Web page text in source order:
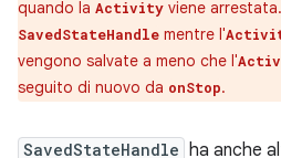
quando la Activity viene
SavedStateHandle mentre l'
vengono salvate a meno che l'
seguito di nuovo da onStop.
SavedStateHandle ha anche